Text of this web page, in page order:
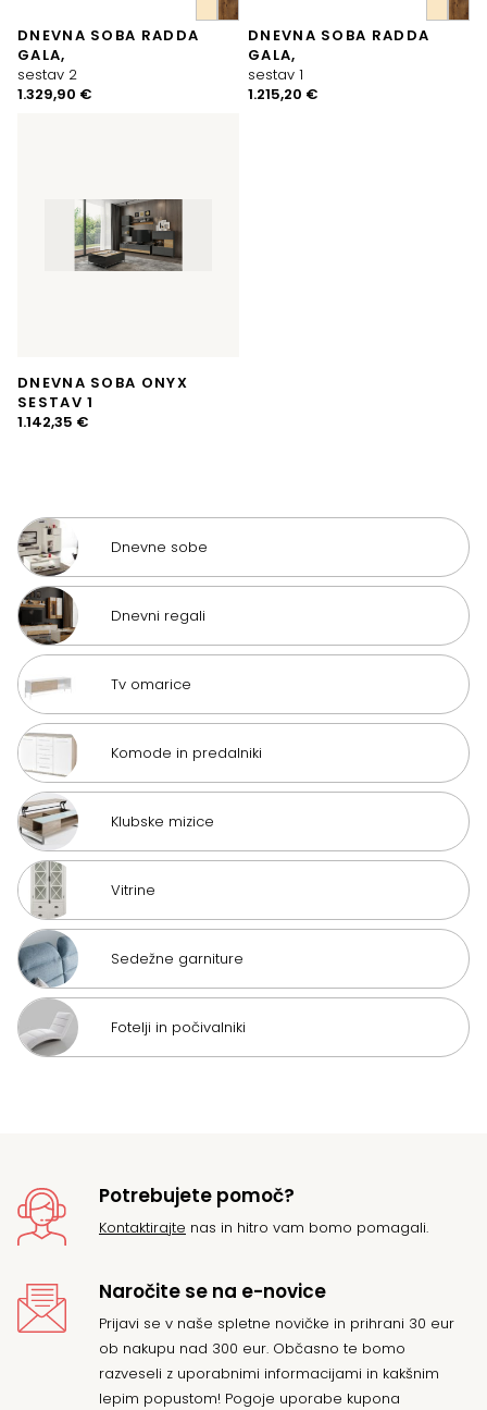
DNEVNA SOBA RADDA
GALA,
sestav 2
1.329,90 €
DNEVNA SOBA RADDA
GALA,
sestav 1
1.215,20 €
DNEVNA SOBA ONYX
SESTAV 1
1.142,35 €
Dnevne sobe
Dnevni regali
Tv omarice
Komode in predalniki
Klubske mizice
Vitrine
Sedežne garniture
Fotelji in počivalniki
Potrebujete pomoč?
Kontaktirajte nas in hitro vam bomo pomagali.
Naročite se na e-novice
Prijavi se v naše spletne novičke in prihrani 30 eur
ob nakupu nad 300 eur. Občasno te bomo
razveseli z uporabnimi informacijami in kakšnim
lepim popustom! Pogoje uporabe kupona